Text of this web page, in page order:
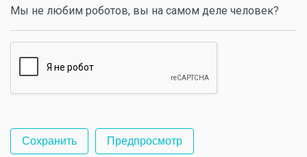
Мы не любим роботов, вы на самом деле человек?